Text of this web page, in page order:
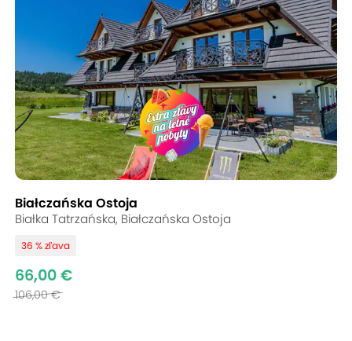
Białczańska Ostoja
Białka Tatrzańska, Białczańska Ostoja
36 % zľava
66,00 €
106,00 €